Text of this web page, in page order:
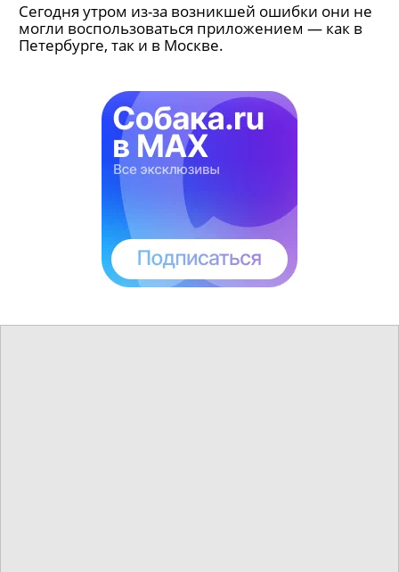
Сегодня утром из-за возникшей ошибки они не
могли воспользоваться приложением — как в
Петербурге, так и в Москве.